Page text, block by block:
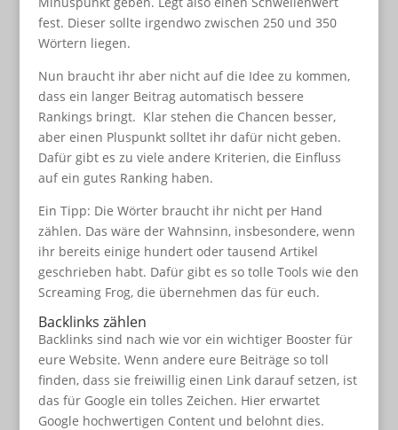
fest. Dieser sollte irgendwo zwischen 250 und 350
Wörtern liegen.
Nun braucht ihr aber nicht auf die Idee zu kommen,
dass ein langer Beitrag automatisch bessere
Rankings bringt. Klar stehen die Chancen besser,
aber einen Pluspunkt solltet ihr dafür nicht geben.
Dafür gibt es zu viele andere Kriterien, die Einfluss
auf ein gutes Ranking haben.
Ein Tipp: Die Wörter braucht ihr nicht per Hand
zählen. Das wäre der Wahnsinn, insbesondere, wenn
ihr bereits einige hundert oder tausend Artikel
geschrieben habt. Dafür gibt es so tolle Tools wie den
Screaming Frog, die übernehmen das für euch.
Backlinks zählen
Backlinks sind nach wie vor ein wichtiger Booster für
eure Website. Wenn andere eure Beiträge so toll
finden, dass sie freiwillig einen Link darauf setzen, ist
das für Google ein tolles Zeichen. Hier erwartet
Google hochwertigen Content und belohnt dies.